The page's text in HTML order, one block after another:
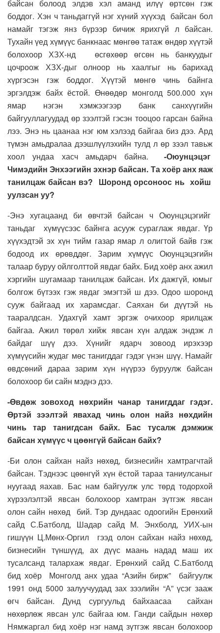
байсан болоод элдэв хэл аманд илүү өртсөн гэж
боддог. Хэн ч таньдаггүй нэг хүний хүүхэд байсан бол
намайг тэгэж янз бүрээр бичиж ярихгүй л байсан.
Тухайн үед хүмүүс банкнаас мөнгөө татаж өндөр хүүтэй
болохоор ХЗХ-нд өсгөхөөр өгсөн нь банкуудыг
цочроож ХЗХ-дыг олноор нь хаалгыг нь барихад
хүргэсэн гэж боддог. Хүүтэй мөнгө чинь байнга
эргэлдэж байх ёстой. Өнөөдөр монголд 500.000 хүн
ямар нэгэн хэмжээгээр банк санхүүгийн
байгууллагуудад өр зээлтэй гэсэн тооцоо гарсан байна
лээ. Энэ нь цаанаа нэг юм хэлээд байгаа биз дээ. Ард
түмэн амьдралаа дээшлүүлэхийн тулд л өр зээл тавьж
хоол ундаа хасч амьдарч байна. -Оюунцэцэг
Чимэдийн Энхээгийн эхнэр байсан. Та хоёр анх яаж
танилцаж байсан вэ? Шоронд орсоноос нь хойш
уулзсан уу?
-Энэ хугацаанд би өвчтэй байсан ч Оюунцэцэгийг
таньдаг хүмүүсээс байнга асууж сураглаж явдаг. Үр
хүүхэдтэй эх хүн тийм газар ямар л олигтой байв гэж
бодоод их өрөвддөг. Зарим хүмүүс Оюунцэцэгийн
талаар буруу ойлголттой явдаг байх. Бид хоёр анх ажил
хэргийн шугамаар танилцаж байсан. Их дажгүй, юмыг
болгож бүтээх гэж явдаг эмэгтэй ш дээ. Одоо шоронд
сууж байгаад их харамсдаг. Саяхан би дүүтэй нь
тааралдсан. Удахгүй хамт эргэж очихоор ярилцаж
байгаа. Ажил төрөл хийж явсан хүн алдаж эндэж л
байдаг шүү дээ. Хүнийг ядарч зовоод ирэхээр
хүмүүсийн жудаг мөс танигддаг гэдэг үнэн шүү. Намайг
өвдсөний дараа зарим хүн нүүрээ буруулж байсан
болохоор би сайн мэднэ дээ.
-Өвдөж зовоход нөхрийн чанар танигддаг гэдэг.
Өртэй зээлтэй явахад чинь олон найз нөхдийн
чинь тар танигдсан байх. Бас тусалж дэмжиж
байсан хүмүүс ч цөөнгүй байсан байх?
-Би олон сайхан найз нөхөд, бизнесийн хамтрагчтай
байсан. Тэднээс цөөнгүй хүн ёстой тараа таниулсаныг
нуугаад яахав. Бас нам байгуулж улс төрд тодорхой
хүрээлэлтэй явсан болохоор хамтран зүтгэж явсан
олон сайн нөхөд бий. Тэр дундаас одоогийн Ерөнхий
сайд С.Батболд, Шадар сайд М. Энхболд, УИХ-ын
гишүүн Ц.Мөнх-Оргил гээд олон сайхан найз нөхөд,
бизнесийн түншүүд, ах дүүс маань надад маш их
тусалсанд талархаж явдаг. Ерөнхий сайд С.Батболд
бид хоёр Монголд анх удаа “Азийн бирж” байгуулж
1991 онд 5000 залуучуудад зах зээлийн “А” үсэг зааж
өгч байсан. Дунд сургуульд байхаасаа сайхан
нөхөрлөж явсан улс байгаа юм. Ганди сайдын нөхөр
Нямжаргал бид хоёр нэг намд зүтгэж явсан болохоор